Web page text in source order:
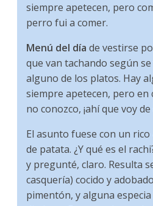
siempre apetecen, pero
perro fui a comer.
Menú del día de vestirse
que van tachando según
alguno de los platos. Hay
siempre apetecen, pero en
no conozco, ¡ahí que voy de
El asunto fuese con un rico
de patata. ¿Y qué es el
y pregunté, claro. Resulta
casquería) cocido y
pimentón, y alguna